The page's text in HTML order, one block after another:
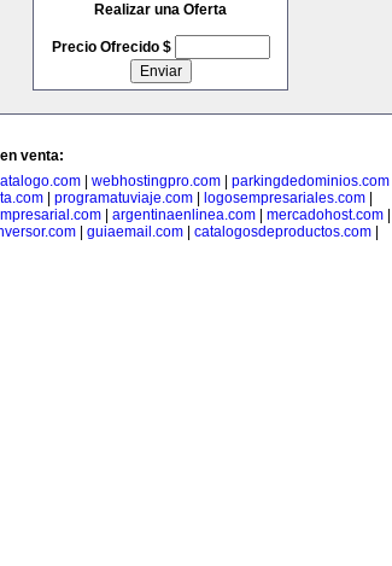
Realizar una Oferta
Precio Ofrecido $
venta:
| webhostingpro.com| parkingdedominios.com|
programatuviaje.com logosempresariales.com
argentinaenlinea.com mercadohost.com
| guiaemail.com| catalogosdeproductos.com|